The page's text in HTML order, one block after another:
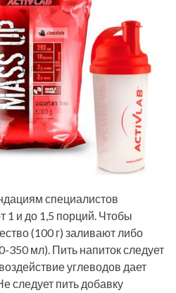
специалистов
1 и до 1,5 порций. Чтобы
(100 г) заливают либо
350 мл). Пить напиток следует
углеводов дает
следует пить добавку